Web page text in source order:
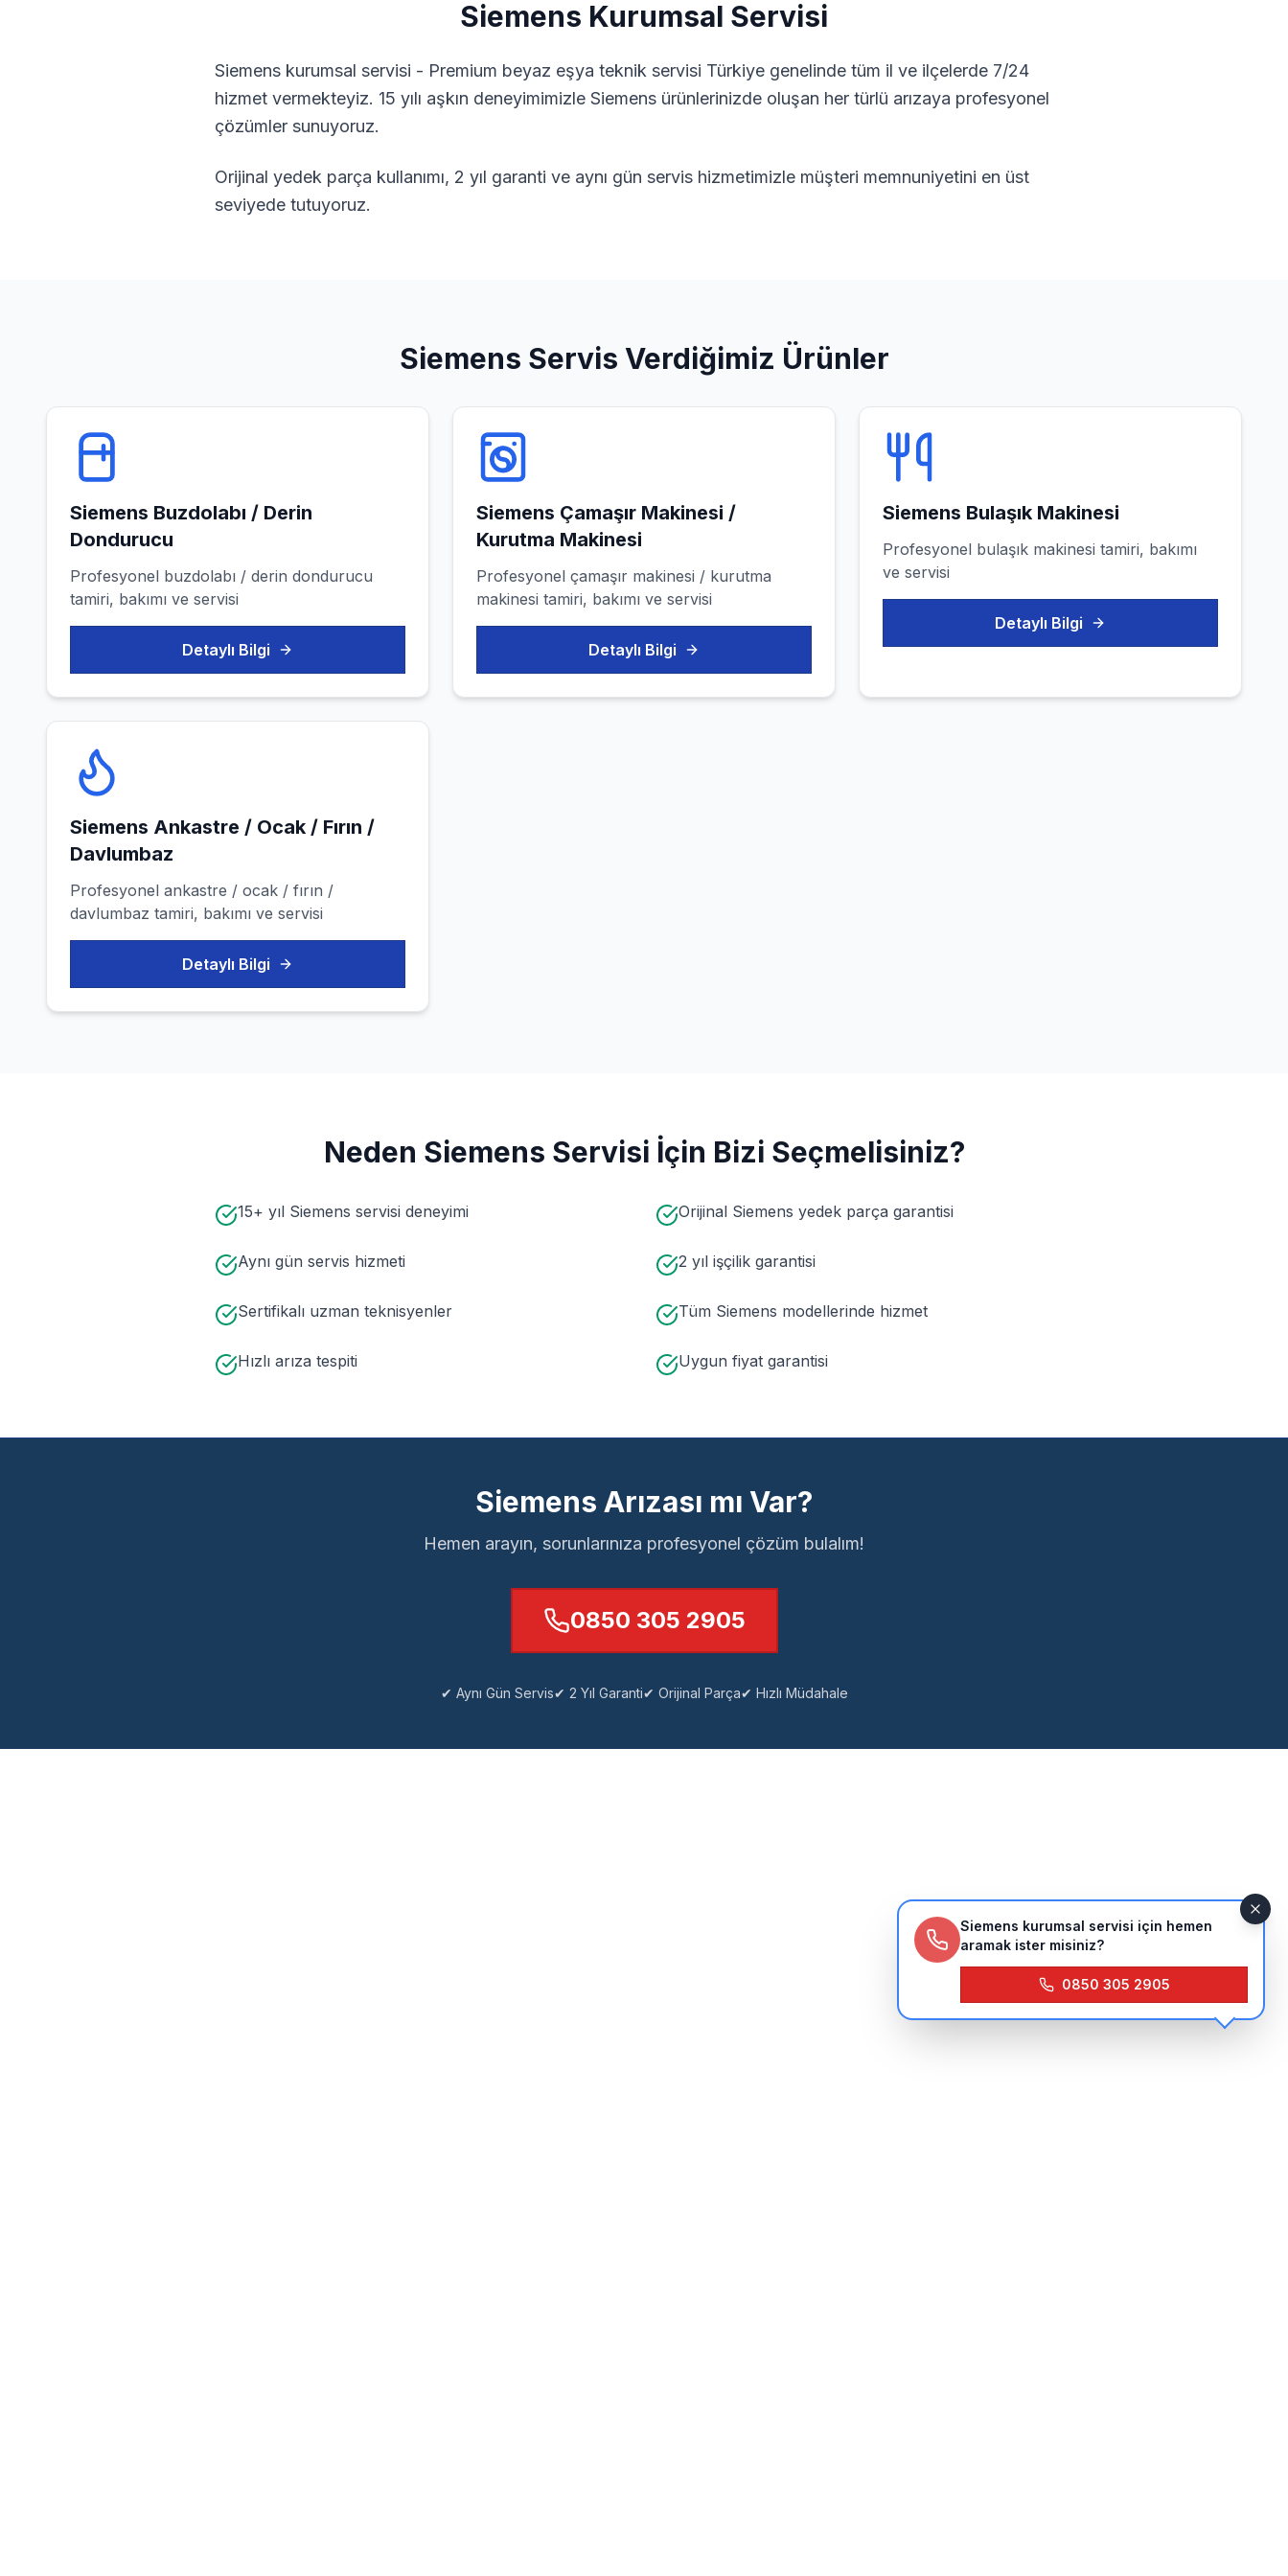
Siemens kurumsal servisi için hemen
aramak ister misiniz?
0850 305 2905
Siemens Kurumsal Servisi
Siemens kurumsal servisi - Premium beyaz eşya teknik servisi Türkiye genelinde tüm il ve ilçelerde 7/24
hizmet vermekteyiz. 15 yılı aşkın deneyimimizle Siemens ürünlerinizde oluşan her türlü arızaya profesyonel
çözümler sunuyoruz.
Orijinal yedek parça kullanımı, 2 yıl garanti ve aynı gün servis hizmetimizle müşteri memnuniyetini en üst
seviyede tutuyoruz.
Siemens Servis Verdiğimiz Ürünler
Siemens Buzdolabı / Derin
Dondurucu
Profesyonel buzdolabı / derin dondurucu
tamiri, bakımı ve servisi
Detaylı Bilgi
Siemens Çamaşır Makinesi /
Kurutma Makinesi
Profesyonel çamaşır makinesi / kurutma
makinesi tamiri, bakımı ve servisi
Detaylı Bilgi
Siemens Bulaşık Makinesi
Profesyonel bulaşık makinesi tamiri, bakımı
ve servisi
Detaylı Bilgi
Siemens Ankastre / Ocak / Fırın /
Davlumbaz
Profesyonel ankastre / ocak / fırın /
davlumbaz tamiri, bakımı ve servisi
Detaylı Bilgi
Neden Siemens Servisi İçin Bizi Seçmelisiniz?
15+ yıl Siemens servisi deneyimi Orijinal Siemens yedek parça garantisi
Aynı gün servis hizmeti 2 yıl işçilik garantisi
Sertifikalı uzman teknisyenler Tüm Siemens modellerinde hizmet
Hızlı arıza tespiti Uygun fiyat garantisi
Siemens Arızası mı Var?
Hemen arayın, sorunlarınıza profesyonel çözüm bulalım!
0850 305 2905
✔ Aynı Gün Servis✔ 2 Yıl Garanti✔ Orijinal Parça✔ Hızlı Müdahale